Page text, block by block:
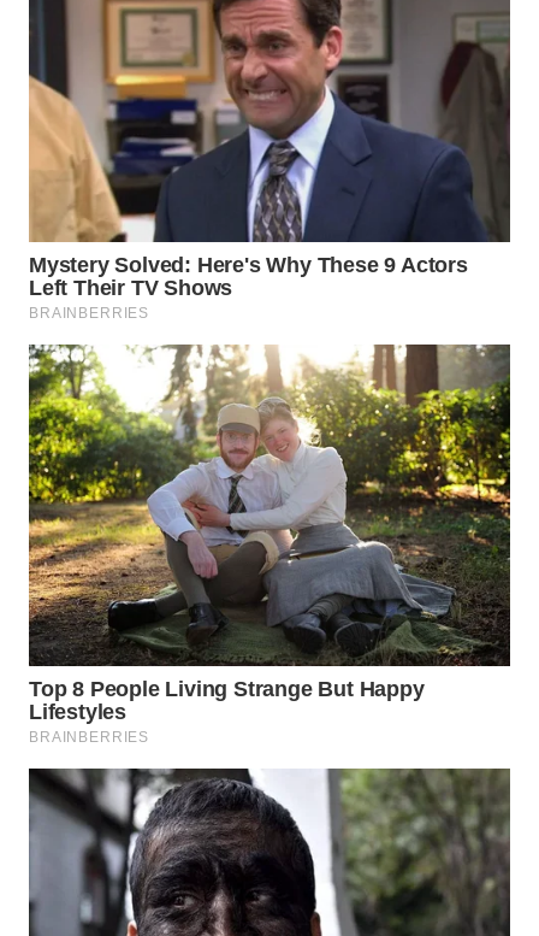
WN
MAJALENGKA
WN
SUBANG
WN
SUKABUMI
WN
PURWAKARTA
WN
PRIANGAN
TIMUR
WN
SEMARANG
WN
SOLO
WN
BOROBUDUR
WN
MADURA
WN